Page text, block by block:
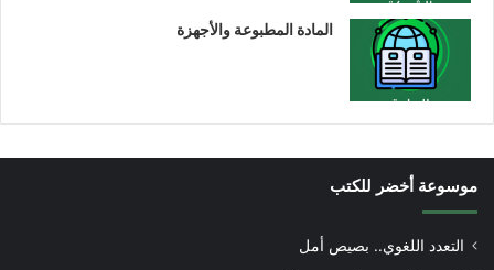
المادة المطبوعة والأجهزة
موسوعة أخضر للكتب
التعدد اللغوي.. بصيص أمل